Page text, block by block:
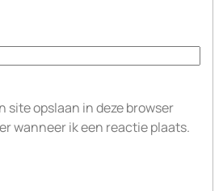
site opslaan in deze browser
wanneer ik een reactie plaats.